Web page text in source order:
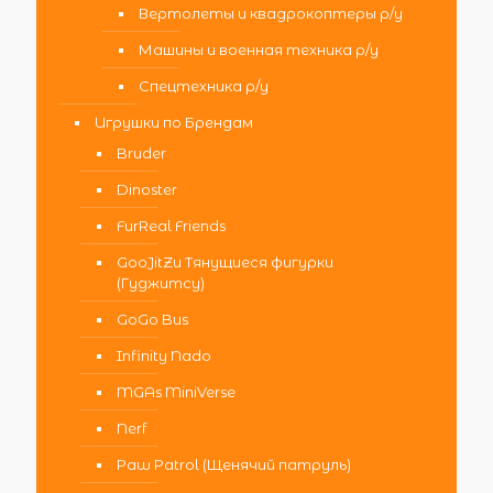
Вертолеты и квадрокоптеры р/у
Машины и военная техника р/у
Спецтехника р/у
Игрушки по Брендам
Bruder
Dinoster
FurReal Friends
GooJitZu Тянущиеся фигурки
(Гуджитсу)
GoGo Bus
Infinity Nado
MGAs MiniVerse
Nerf
Paw Patrol (Щенячий патруль)